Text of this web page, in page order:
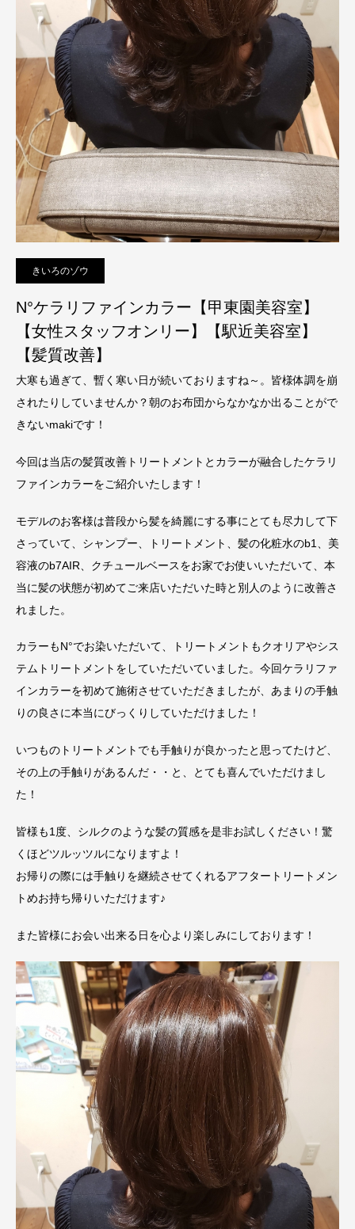
きいろのゾウ
N°ケラリファインカラー【甲東園美容室】
【女性スタッフオンリー】【駅近美容室】
【髪質改善】
大寒も過ぎて、暫く寒い日が続いておりますね～。皆様体調を崩
されたりしていませんか？朝のお布団からなかなか出ることがで
きないmakiです！
今回は当店の髪質改善トリートメントとカラーが融合したケラリ
ファインカラーをご紹介いたします！
モデルのお客様は普段から髪を綺麗にする事にとても尽力して下
さっていて、シャンプー、トリートメント、髪の化粧水のb1、美
容液のb7AIR、クチュールベースをお家でお使いいただいて、本
当に髪の状態が初めてご来店いただいた時と別人のように改善さ
れました。
カラーもN°でお染いただいて、トリートメントもクオリアやシス
テムトリートメントをしていただいていました。今回ケラリファ
インカラーを初めて施術させていただきましたが、あまりの手触
りの良さに本当にびっくりしていただけました！
いつものトリートメントでも手触りが良かったと思ってたけど、
その上の手触りがあるんだ・・と、とても喜んでいただけまし
た！
皆様も1度、シルクのような髪の質感を是非お試しください！驚
くほどツルッツルになりますよ！
お帰りの際には手触りを継続させてくれるアフタートリートメン
トめお持ち帰りいただけます♪
また皆様にお会い出来る日を心より楽しみにしております！